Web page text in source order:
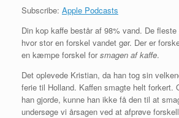
Subscribe: Apple Podcasts
Din kop kaffe består af 98% vand. De
hvor stor en forskel vandet gør. Der er
en kæmpe forskel forsmagen af kaffe.
Det oplevede Kristian, da han tog sin
ferie til Holland. Kaffen smagte helt forkert.
han gjorde, kunne han ikke få den til at
undersøge vi årsagen ved at afprøve